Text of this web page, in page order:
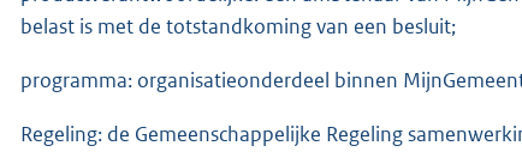
belast is met de totstandkoming van een besluit;
programma: organisatieonderdeel binnen
Regeling: de Gemeenschappelijke Regeling